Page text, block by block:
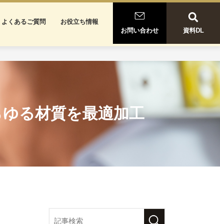
よくあるご質問
お役立ち情報
お問い合わせ
資料DL
る材質を最適加工